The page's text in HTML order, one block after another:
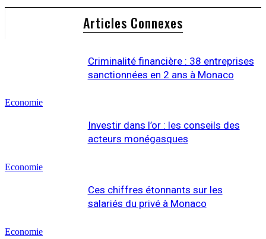
Articles Connexes
Economie
Criminalité financière : 38 entreprises
sanctionnées en 2 ans à Monaco
Economie
Investir dans l’or : les conseils des
acteurs monégasques
Economie
Ces chiffres étonnants sur les
salariés du privé à Monaco